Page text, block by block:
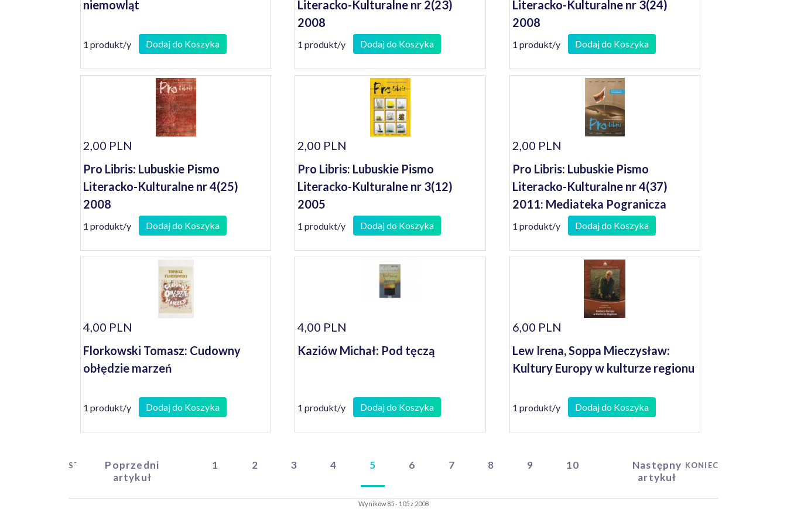
niemowląt
1 produkt/y Dodaj do Koszyka
Literacko-Kulturalne nr 2(23)
2008
1 produkt/y Dodaj do Koszyka
Literacko-Kulturalne nr 3(24)
2008
1 produkt/y Dodaj do Koszyka
2,00 PLN
Pro Libris: Lubuskie Pismo
Literacko-Kulturalne nr 4(25)
2008
1 produkt/y Dodaj do Koszyka
2,00 PLN
Pro Libris: Lubuskie Pismo
Literacko-Kulturalne nr 3(12)
2005
1 produkt/y Dodaj do Koszyka
2,00 PLN
Pro Libris: Lubuskie Pismo
Literacko-Kulturalne nr 4(37)
2011: Mediateka Pogranicza
1 produkt/y Dodaj do Koszyka
4,00 PLN
Florkowski Tomasz: Cudowny
obłędzie marzeń
1 produkt/y Dodaj do Koszyka
4,00 PLN
Kaziów Michał: Pod tęczą
1 produkt/y Dodaj do Koszyka
6,00 PLN
Lew Irena, Soppa Mieczysław:
Kultury Europy w kulturze regionu
1 produkt/y Dodaj do Koszyka
START
Poprzedni
artykuł
1 2 3 4 5 6 7 8 9 10
Następny
artykuł
KONIEC
Wyników 85 - 105 z 2008